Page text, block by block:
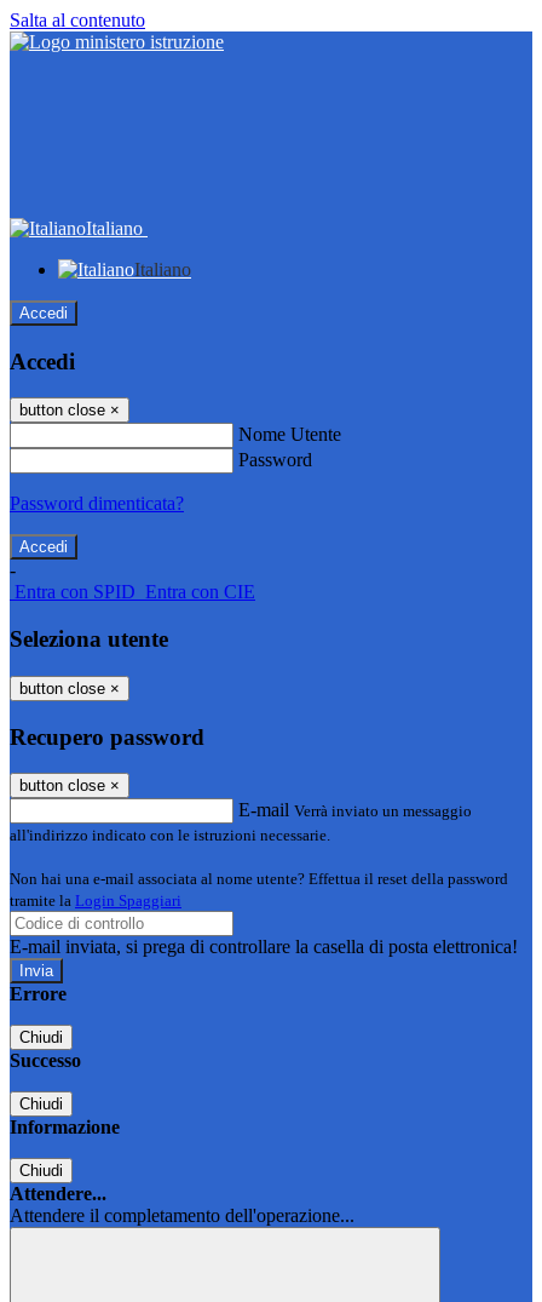
Salta al contenuto
Italiano
Italiano
Accedi
Accedi
button close ×
Nome Utente
Password
Password dimenticata?
-
Entra con SPID Entra con CIE
Seleziona utente
button close ×
Recupero password
button close ×
E-mail Verrà inviato un messaggio
all'indirizzo indicato con le istruzioni necessarie.
Non hai una e-mail associata al nome utente? Effettua il reset della password
tramite la Login Spaggiari
E-mail inviata, si prega di controllare la casella di posta elettronica!
Errore
Chiudi
Successo
Chiudi
Informazione
Chiudi
Attendere...
Attendere il completamento dell'operazione...